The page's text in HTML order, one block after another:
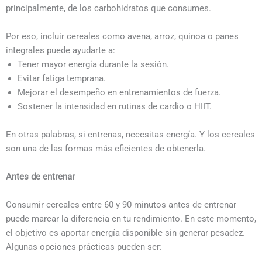
principalmente, de los carbohidratos que consumes.
Por eso, incluir cereales como avena, arroz, quinoa o panes
integrales puede ayudarte a:
Tener mayor energía durante la sesión.
Evitar fatiga temprana.
Mejorar el desempeño en entrenamientos de fuerza.
Sostener la intensidad en rutinas de cardio o HIIT.
En otras palabras, si entrenas, necesitas energía. Y los cereales
son una de las formas más eficientes de obtenerla.
Antes de entrenar
Consumir cereales entre 60 y 90 minutos antes de entrenar
puede marcar la diferencia en tu rendimiento. En este momento,
el objetivo es aportar energía disponible sin generar pesadez.
Algunas opciones prácticas pueden ser: